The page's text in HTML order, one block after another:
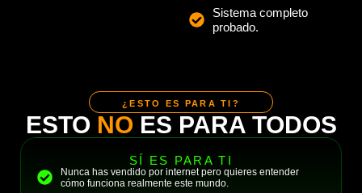
Sistema completo
probado.
¿ESTO ES PARA TI?
ESTO NO ES PARA TODOS
SÍ ES PARA TI
Nunca has vendido por internet pero quieres entender
cómo funciona realmente este mundo.